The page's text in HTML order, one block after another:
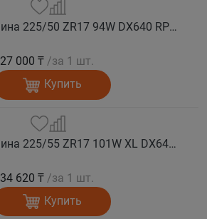
DAVANTI Автошина 225/50 ZR17 94W DX640 RPR лето
27 000 ₸ /за 1 шт.
Купить
DAVANTI Автошина 225/55 ZR17 101W XL DX640 RPR лето
34 620 ₸ /за 1 шт.
Купить